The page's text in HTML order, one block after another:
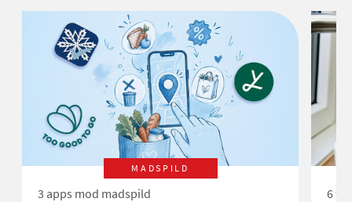
MADSPILD
3 apps mod madspild 6